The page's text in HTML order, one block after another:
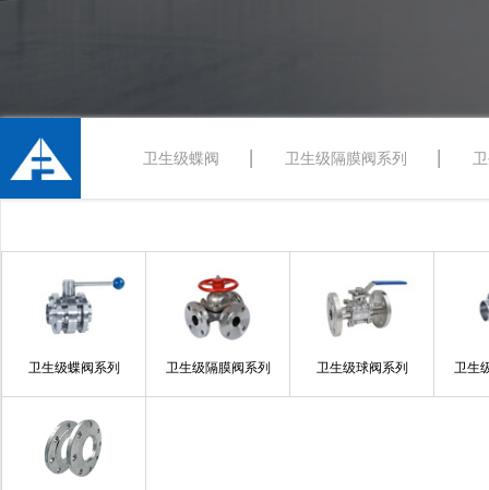
卫生级蝶阀 卫生级隔膜阀系列
卫生级蝶阀系列 卫生级隔膜阀系列 卫生级球阀系列 卫生